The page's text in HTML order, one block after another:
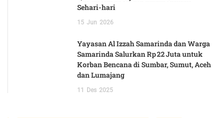
Sehari-hari
15 Jun 2026
Yayasan Al Izzah Samarinda dan Warga
Samarinda Salurkan Rp 22 Juta untuk
Korban Bencana di Sumbar, Sumut, Aceh
dan Lumajang
11 Des 2025